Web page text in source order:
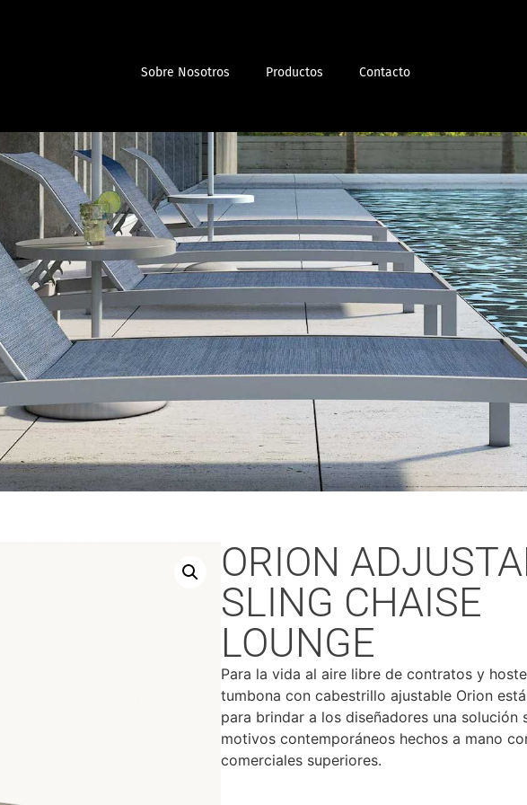
Sobre Nosotros Productos Contacto
ORION
SLING CHAISE
LOUNGE
Para la vida al aire libre de contratos y
tumbona con cabestrillo ajustable Orion
para brindar a los diseñadores una solución
motivos contemporáneos hechos a mano
comerciales superiores.